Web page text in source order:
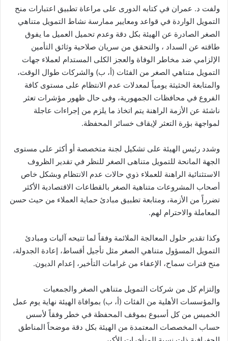
ولفت د. عمران في كتابه الدورى على مراعاة تطبيق اعتبارات منح
التمويل الواردة في قواعد ومعايير ممارسة نشاط التمويل متناهي
الصغر الصادرة عن الهيئة بكل دقة وعدم تحميل العميل ما يفوق
طاقته عن السداد ، والتحقق من سريان صلاحية وثائق التأمين
الإلزامي ضد مخاطر الوفاة والعجز الكلى المستدام لعملاء جهات
التمويل متناهي الصغر من الفئات (أ، ب) والشركات طوال الوقت،
والمتابعة الحثيثة يومياً لمعدلات عدم الانتظام على مستوى كافة
الفروع في محافظات الجمهورية، وفى حال ظهور مؤشرات تعثر
ناشئة عن الأزمة الراهنة يتم اتخاذ ما يلزم من إجراءات عاجلة
لمواجهة بؤرة التعثر لإيقاف خسائر المحفظة.
وشدد رئيس الهيئة على تشكيل لجنة متخصصة أو أكثر على مستوى
الجهة المانحة للتمويل متناهى الصغر للنظر في تقدير الظروف
الاستثنائية الراهنة للعملاء ذوي حالات عدم الانتظام وبشكل خاص
أصحاب المشروعات متناهية الصغر بالقطاعات الاقتصادية الأكثر
تضرراً من الأزمة، ومتابعة تطبيق مبادئ حماية العملاء من حيث حسن
المعاملة والاحترام لهم.
وكذا تقدير حلول المعالجة الملائمة وفقاً لما تتيحه آليات ومبادئ
التمويل المسؤول متناهي الصغر مثل تأجيل أقساط، إعادة الجدولة،
منح فترات سماح، الإعفاء من غرامات التأخير، إعدام الديون.
وإلتزام كل من شركات التمويل متناهي الصغر والجمعيات
والمؤسسات الأهلية من الفئات (أ، ب) بموافاة الهيئة نهاية يوم عمل
الخميس من كل أسبوع بموقف المحفظة في خطر وفقاً لأسس
حساب المخصصات المعتمدة من الهيئة بكل دقة موضحاً المناطق